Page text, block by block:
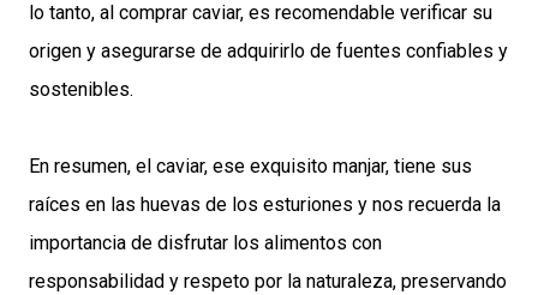
lo tanto, al comprar caviar, es recomendable verificar su
origen y asegurarse de adquirirlo de fuentes confiables y
sostenibles.
En resumen, el caviar, ese exquisito manjar, tiene sus
raíces en las huevas de los esturiones y nos recuerda la
importancia de disfrutar los alimentos con
responsabilidad y respeto por la naturaleza, preservando